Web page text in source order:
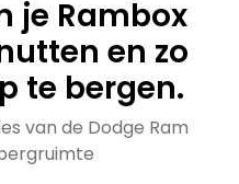
je Rambox
en zo
te bergen.
van de Dodge Ram